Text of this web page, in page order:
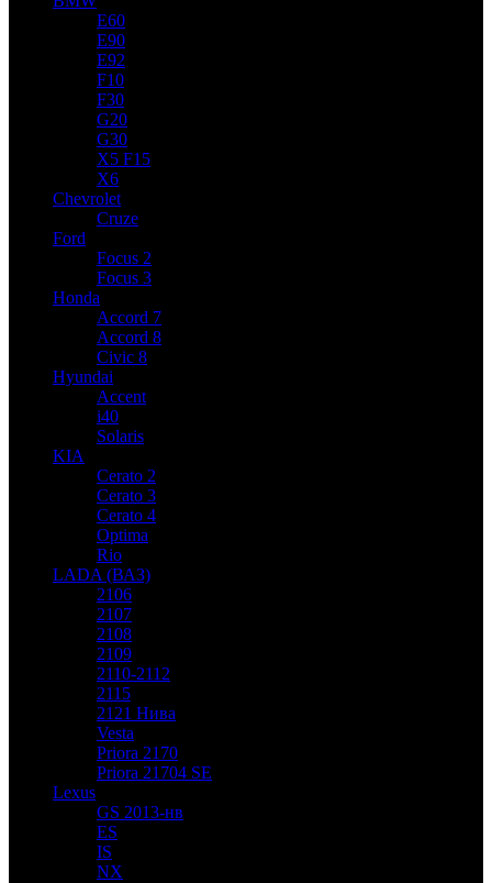
E60
E90
E92
F10
F30
G20
G30
X5 F15
X6
Chevrolet
Cruze
Ford
Focus 2
Focus 3
Honda
Accord 7
Accord 8
Civic 8
Hyundai
Accent
i40
Solaris
KIA
Cerato 2
Cerato 3
Cerato 4
Optima
Rio
LADA (ВАЗ)
2106
2107
2108
2109
2110-2112
2115
2121 Нива
Vesta
Priora 2170
Priora 21704 SE
Lexus
GS 2013-нв
ES
IS
NX